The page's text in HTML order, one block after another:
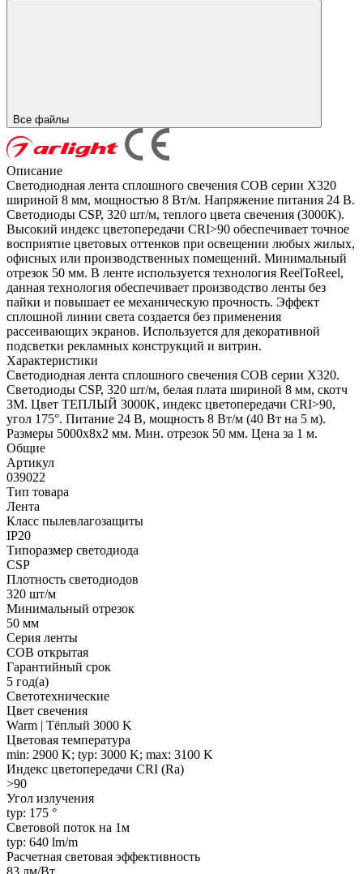
Все файлы
Описание
Светодиодная лента сплошного свечения COB серии X320
шириной 8 мм, мощностью 8 Вт/м. Напряжение питания 24 В.
Светодиоды CSP, 320 шт/м, теплого цвета свечения (3000K).
Высокий индекс цветопередачи CRI>90 обеспечивает точное
восприятие цветовых оттенков при освещении любых жилых,
офисных или производственных помещений. Минимальный
отрезок 50 мм. В ленте используется технология ReelToReel,
данная технология обеспечивает производство ленты без
пайки и повышает ее механическую прочность. Эффект
сплошной линии света создается без применения
рассеивающих экранов. Используется для декоративной
подсветки рекламных конструкций и витрин.
Характеристики
Светодиодная лента сплошного свечения COB серии X320.
Светодиоды CSP, 320 шт/м, белая плата шириной 8 мм, скотч
3M. Цвет ТЕПЛЫЙ 3000K, индекс цветопередачи CRI>90,
угол 175°. Питание 24 В, мощность 8 Вт/м (40 Вт на 5 м).
Размеры 5000х8х2 мм. Мин. отрезок 50 мм. Цена за 1 м.
Общие
Артикул
039022
Тип товара
Лента
Класс пылевлагозащиты
IP20
Типоразмер светодиода
CSP
Плотность светодиодов
320 шт/м
Минимальный отрезок
50 мм
Серия ленты
COB открытая
Гарантийный срок
5 год(а)
Светотехнические
Цвет свечения
Warm | Тёплый 3000 K
Цветовая температура
min: 2900 K; typ: 3000 K; max: 3100 K
Индекс цветопередачи CRI (Ra)
>90
Угол излучения
typ: 175 °
Световой поток на 1м
typ: 640 lm/m
Расчетная световая эффективность